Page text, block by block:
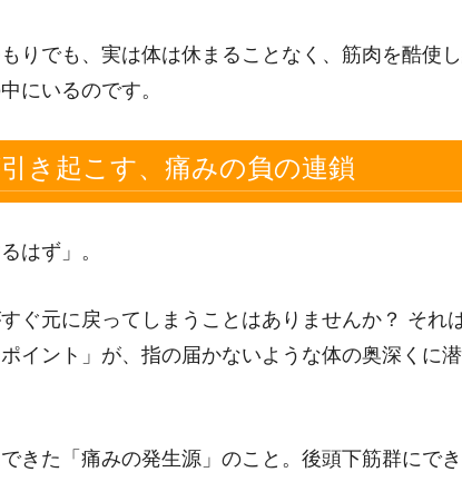
りでも、実は体は休まることなく、筋肉を酷使
にいるのです。
き起こす、痛みの負の連鎖
はず」。
ぐ元に戻ってしまうことはありませんか？ それは
イント」が、指の届かないような体の奥深くに
きた「痛みの発生源」のこと。後頭下筋群にで